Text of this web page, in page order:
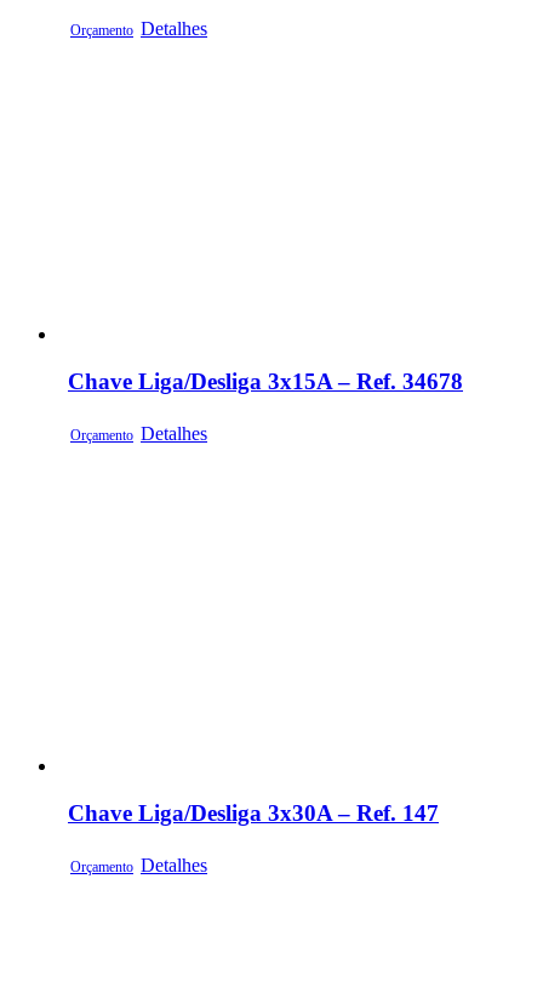
Orçamento Detalhes
Chave Liga/Desliga 3x15A – Ref. 34678
Orçamento Detalhes
Chave Liga/Desliga 3x30A – Ref. 147
Orçamento Detalhes